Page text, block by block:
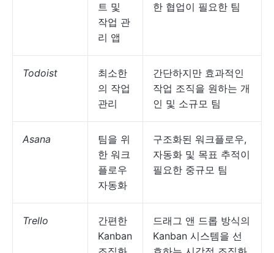
트 및
작업 관
리 앱
한 협업이 필요한 팀
Todoist
최소한
의 작업
관리
간단하지만 효과적인
작업 조직을 원하는 개
인 및 소규모 팀
Asana
팀을 위
한 워크
플로우
자동화
구조화된 워크플로우,
자동화 및 목표 추적이
필요한 중규모 팀
Trello
간편한
Kanban
드래그 앤 드롭 방식의
Kanban 시스템을 선